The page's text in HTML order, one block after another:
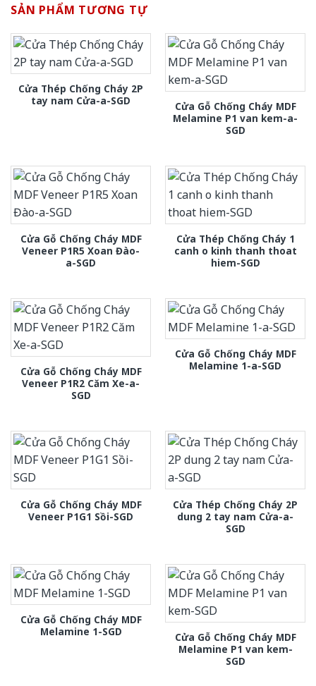
SẢN PHẨM TƯƠNG TỰ
Cửa Thép Chống Cháy 2P
tay nam Cửa-a-SGD
Cửa Gỗ Chống Cháy MDF
Melamine P1 van kem-a-
SGD
Cửa Gỗ Chống Cháy MDF
Veneer P1R5 Xoan Đào-
a-SGD
Cửa Thép Chống Cháy 1
canh o kinh thanh thoat
hiem-SGD
Cửa Gỗ Chống Cháy MDF
Veneer P1R2 Căm Xe-a-
SGD
Cửa Gỗ Chống Cháy MDF
Melamine 1-a-SGD
Cửa Gỗ Chống Cháy MDF
Veneer P1G1 Sồi-SGD
Cửa Thép Chống Cháy 2P
dung 2 tay nam Cửa-a-
SGD
Cửa Gỗ Chống Cháy MDF
Melamine 1-SGD
Cửa Gỗ Chống Cháy MDF
Melamine P1 van kem-
SGD